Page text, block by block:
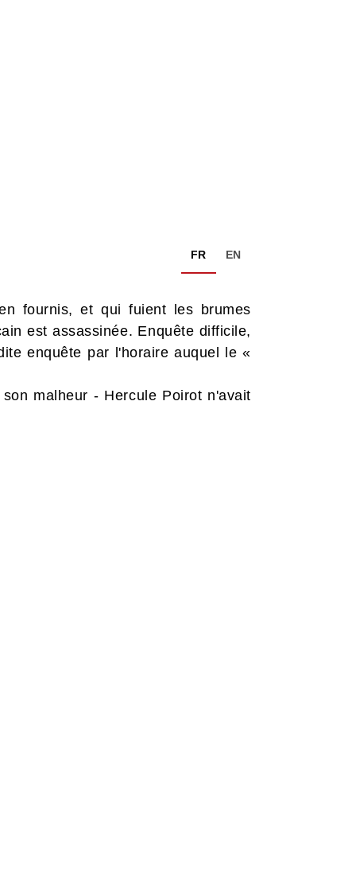
FR EN
fournis, et qui fuient les brumes
est assassinée. Enquête difficile,
enquête par l'horaire auquel le «
malheur - Hercule Poirot n'avait